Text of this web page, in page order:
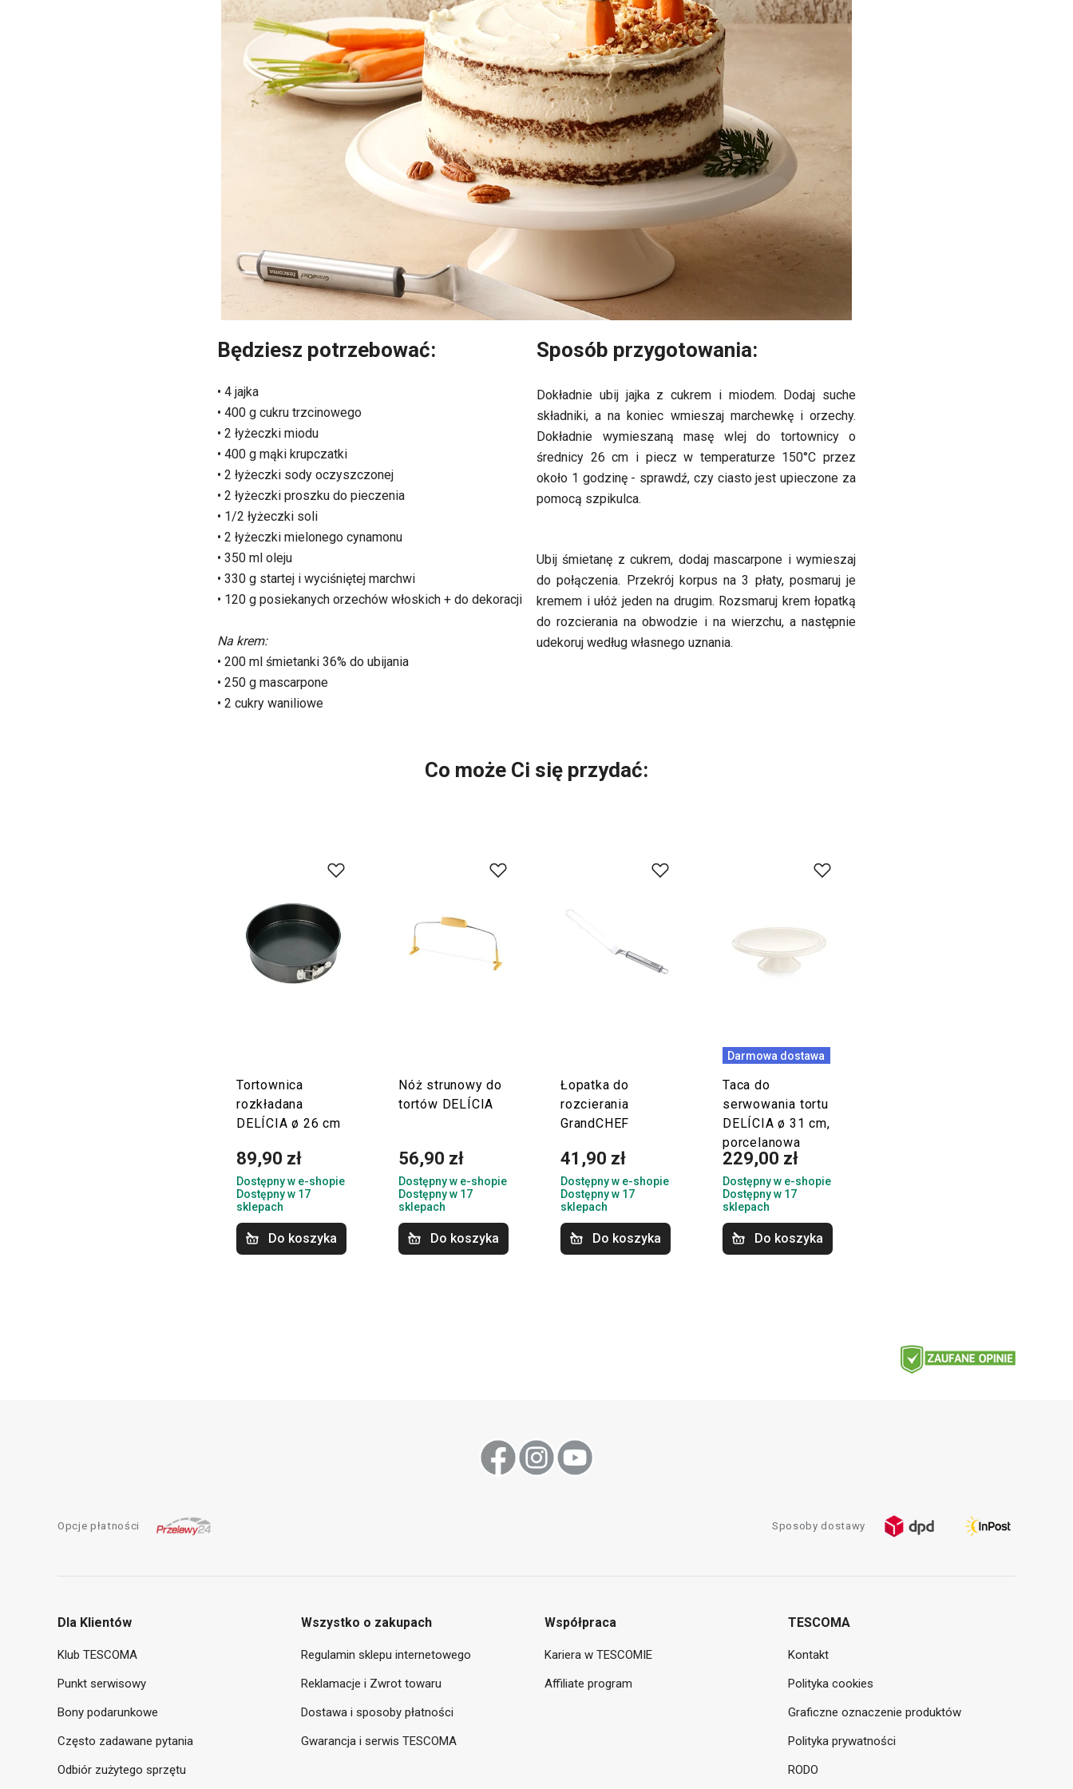
Będziesz potrzebować:
• 4 jajka
• 400 g cukru trzcinowego
• 2 łyżeczki miodu
• 400 g mąki krupczatki
• 2 łyżeczki sody oczyszczonej
• 2 łyżeczki proszku do pieczenia
• 1/2 łyżeczki soli
• 2 łyżeczki mielonego cynamonu
• 350 ml oleju
• 330 g startej i wyciśniętej marchwi
• 120 g posiekanych orzechów włoskich + do dekoracji
Na krem:
• 200 ml śmietanki 36% do ubijania
• 250 g mascarpone
• 2 cukry waniliowe
Sposób przygotowania:
Dokładnie ubij jajka z cukrem i miodem. Dodaj suche
składniki, a na koniec wmieszaj marchewkę i orzechy.
Dokładnie wymieszaną masę wlej do tortownicy o
średnicy 26 cm i piecz w temperaturze 150°C przez
około 1 godzinę - sprawdź, czy ciasto jest upieczone za
pomocą szpikulca.
Ubij śmietanę z cukrem, dodaj mascarpone i wymieszaj
do połączenia. Przekrój korpus na 3 płaty, posmaruj je
kremem i ułóż jeden na drugim. Rozsmaruj krem łopatką
do rozcierania na obwodzie i na wierzchu, a następnie
udekoruj według własnego uznania.
Co może Ci się przydać:
Tortownica
rozkładana
DELÍCIA ø 26 cm
89,90 zł
Dostępny w e-shopie
Dostępny w 17
sklepach
Do koszyka
Nóż strunowy do
tortów DELÍCIA
56,90 zł
Dostępny w e-shopie
Dostępny w 17
sklepach
Do koszyka
Łopatka do
rozcierania
GrandCHEF
41,90 zł
Dostępny w e-shopie
Dostępny w 17
sklepach
Do koszyka
Darmowa dostawa
Taca do
serwowania tortu
DELÍCIA ø 31 cm,
porcelanowa
229,00 zł
Dostępny w e-shopie
Dostępny w 17
sklepach
Do koszyka
Opcje płatności Sposoby dostawy
Dla Klientów
Klub TESCOMA
Punkt serwisowy
Bony podarunkowe
Często zadawane pytania
Odbiór zużytego sprzętu
Wszystko o zakupach
Regulamin sklepu internetowego
Reklamacje i Zwrot towaru
Dostawa i sposoby płatności
Gwarancja i serwis TESCOMA
Współpraca
Kariera w TESCOMIE
Affiliate program
TESCOMA
Kontakt
Polityka cookies
Graficzne oznaczenie produktów
Polityka prywatności
RODO